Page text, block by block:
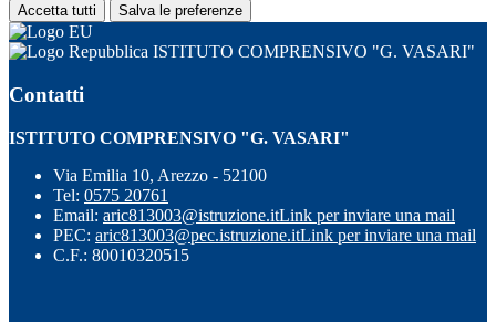
Accetta tutti Salva le preferenze
ISTITUTO COMPRENSIVO "G. VASARI"
Contatti
ISTITUTO COMPRENSIVO "G. VASARI"
Via Emilia 10, Arezzo - 52100
Tel: 0575 20761
Email: aric813003@istruzione.itLink per inviare una mail
PEC: aric813003@pec.istruzione.itLink per inviare una mail
C.F.: 80010320515